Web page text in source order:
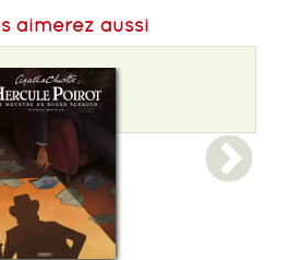
aimerez aussi